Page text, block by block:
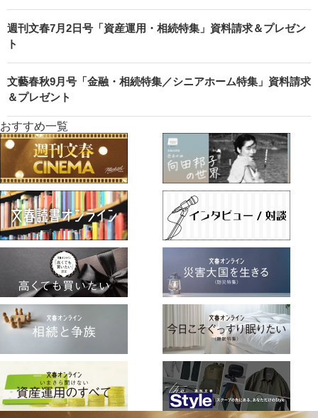
週刊文春7月2日号「資産運用・相続特集」資料請求＆プレゼン
ト
文藝春秋9月号「金融・相続特集／シニアホーム特集」資料請求
＆プレゼント
おすすめ一覧